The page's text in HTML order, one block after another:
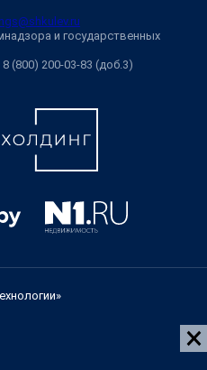
ngs@shkulev.ru
и государственных
, 8 (800) 200-03-83 (доб.3)